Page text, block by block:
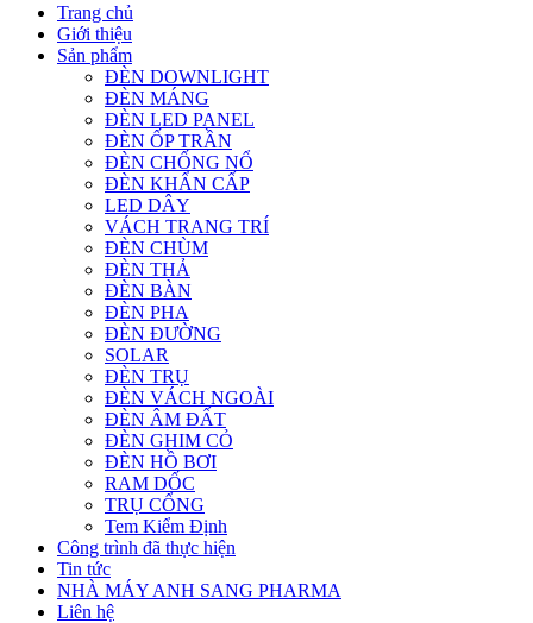
Trang chủ
Giới thiệu
Sản phẩm
ĐÈN DOWNLIGHT
ĐÈN MÁNG
ĐÈN LED PANEL
ĐÈN ỐP TRẦN
ĐÈN CHỐNG NỔ
ĐÈN KHẨN CẤP
LED DÂY
VÁCH TRANG TRÍ
ĐÈN CHÙM
ĐÈN THẢ
ĐÈN BÀN
ĐÈN PHA
ĐÈN ĐƯỜNG
SOLAR
ĐÈN TRỤ
ĐÈN VÁCH NGOÀI
ĐÈN ÂM ĐẤT
ĐÈN GHIM CỎ
ĐÈN HỒ BƠI
RAM DỐC
TRỤ CỔNG
Tem Kiểm Định
Công trình đã thực hiện
Tin tức
NHÀ MÁY ANH SANG PHARMA
Liên hệ